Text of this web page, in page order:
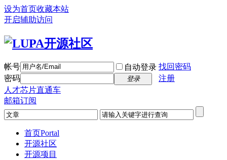
设为首页收藏本站
开启辅助访问
帐号 自动登录 找回密码
密码
登录
注册
人才芯片直通车
邮箱订阅
首页Portal
开源社区
开源项目